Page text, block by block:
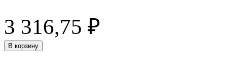
3 316,75 ₽
В корзину